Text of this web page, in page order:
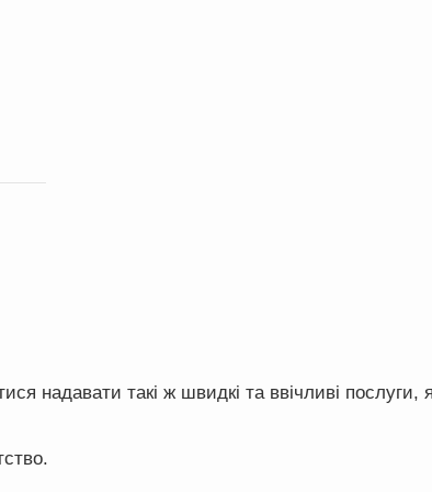
надавати такі ж швидкі та ввічливі послуги,